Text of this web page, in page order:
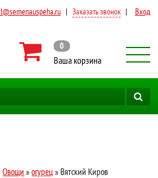
| Заказать звонок | Вход
0
Ваша корзина
Овощи »огурец » Вятский Киров